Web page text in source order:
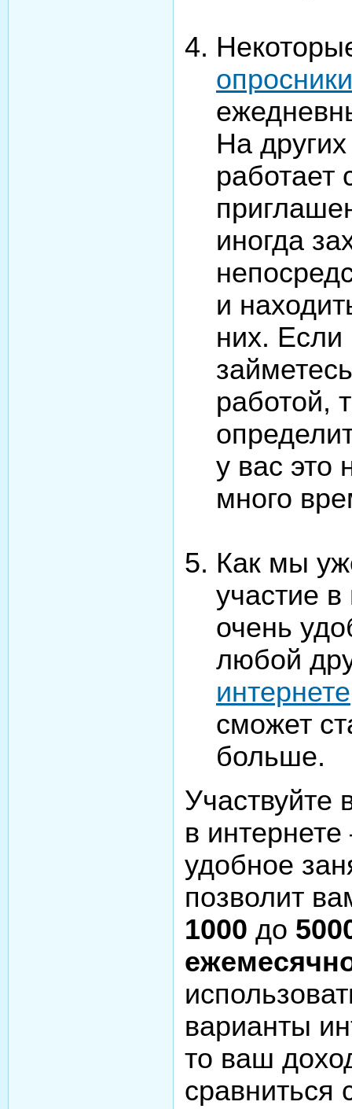
опросники
На
работает
иногда
и
них. Если
работой,
у вас это
много
Как мы
участие
очень
любой
интернете
сможет
больше.
Участвуйте
в
удобное
позволит
1000 до
варианты
то ваш
сравниться